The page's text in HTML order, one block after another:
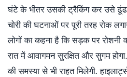
घंटे के भीतर उसकी ट्रैकिंग कर उसे ढूंढ
चोरी की घटनाओं पर पूरी तरह रोक
लोगों का कहना है कि सड़क पर रोशनी
रात में आवागमन सुरक्षित और सुगम
की समस्या से भी राहत मिलेगी.